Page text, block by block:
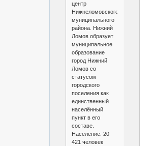
центр
Нижнеломовского
муниципального
района. Нижний
Ломов образует
муниципальное
образование
город Нижний
Ломов со
статусом
городского
поселения как
единственный
населённый
пункт в его
составе.
Население: 20
421 человек